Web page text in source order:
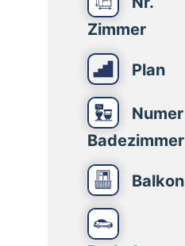
Zimmer
Plan
Numer
Badezimmer
Balkon